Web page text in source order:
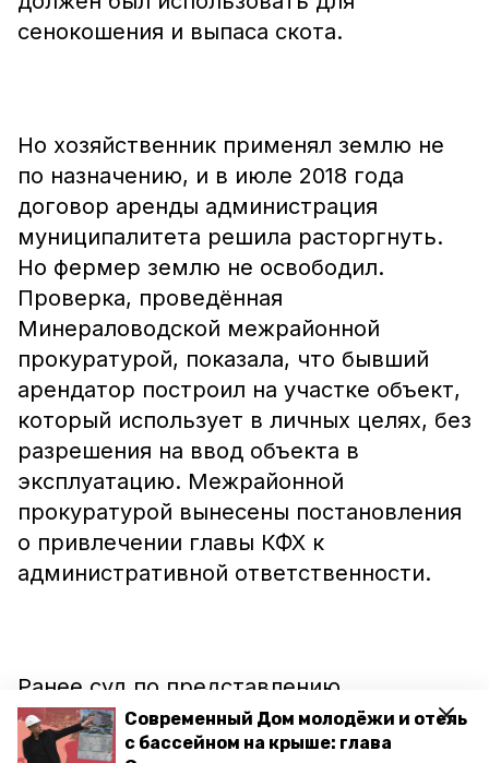
Современный Дом молодёжи и отель
с бассейном на крыше: глава
сенокошения и выпаса скота.
Но хозяйственник применял землю не
по назначению, и в июле 2018 года
договор аренды администрация
муниципалитета решила расторгнуть.
Но фермер землю не освободил.
Проверка, проведённая
Минераловодской межрайонной
прокуратурой, показала, что бывший
арендатор построил на участке объект,
который использует в личных целях, без
разрешения на ввод объекта в
эксплуатацию. Межрайонной
прокуратурой вынесены постановления
о привлечении главы КФХ к
административной ответственности.
Ранее суд по представлению
межрайонной прокуратурыобязал
администрацию Минвод устранить